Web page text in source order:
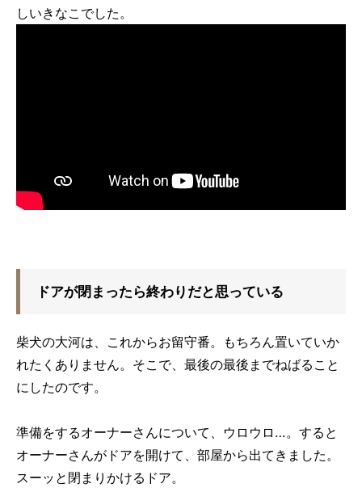
しいきなこでした。
ドアが閉まったら終わりだと思っている
柴犬の大河は、これからお留守番。もちろん置いていか
れたくありません。そこで、最後の最後までねばること
にしたのです。
準備をするオーナーさんについて、ウロウロ…。すると
オーナーさんがドアを開けて、部屋から出てきました。
スーッと閉まりかけるドア。